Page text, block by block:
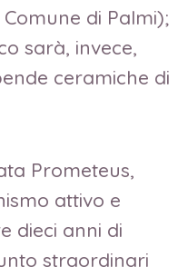
di Palmi);
sarà, invece,
ceramiche di
Prometeus,
attivo e
dieci anni di
straordinari